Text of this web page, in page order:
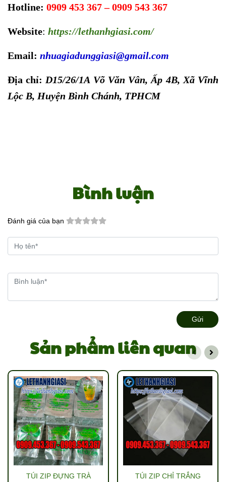
Hotline: 0909 453 367 – 0909 543 367
Website: https://lethanhgiasi.com/
Email: nhuagiadunggiasi@gmail.com
Địa chỉ: D15/26/1A Võ Văn Vân, Ấp 4B, Xã Vĩnh
Lộc B, Huyện Bình Chánh, TPHCM
Bình luận
Đánh giá của bạn
Gửi
Sản phẩm liên quan
TÚI ZIP ĐỰNG TRÀ
TÚI ZIP CHỈ TRẮNG